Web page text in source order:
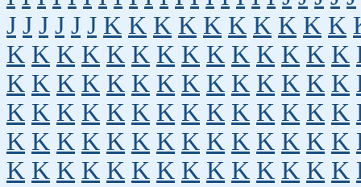
J J J J J J K K K K K K K K K K
K K K K K K K K K K K K K K
K K K K K K K K K K K K K K
K K K K K K K K K K K K K K
K K K K K K K K K K K K K K
K K K K K K K K K K K K K K